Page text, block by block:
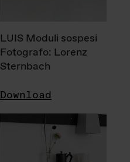
LUIS Moduli sospesi
Fotografo: Lorenz
Sternbach
Download